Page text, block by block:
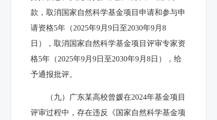
款，取消国家自然科学基金项目申请和参与申
请资格5年（2025年9月9日至2030年9月8
日），取消国家自然科学基金项目评审专家资
格5年（2025年9月9日至2030年9月8日），给
予通报批评。
（九）广东某高校曾媛在2024年基金项目
评审过程中，存在违反《国家自然科学基金项